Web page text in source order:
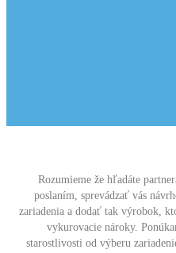
Rozumieme že hľadáte
poslaním, sprevádzať vás
zariadenia a dodať tak výrobok,
vykurovacie nároky.
starostlivosti od výberu